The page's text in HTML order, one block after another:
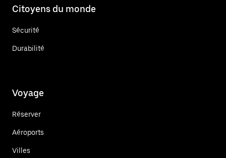
Citoyens du monde
Sécurité
Durabilité
Voyage
Réserver
Aéroports
Villes